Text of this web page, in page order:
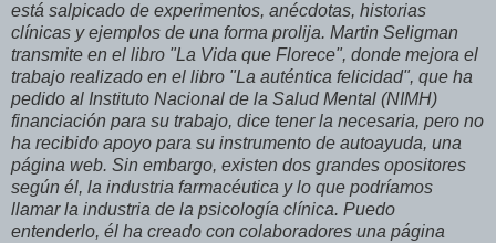
está salpicado de experimentos, anécdotas, historias
clínicas y ejemplos de una forma prolija. Martin Seligman
transmite en el libro "La Vida que Florece", donde mejora el
trabajo realizado en el libro "La auténtica felicidad", que ha
pedido al Instituto Nacional de la Salud Mental (NIMH)
financiación para su trabajo, dice tener la necesaria, pero no
ha recibido apoyo para su instrumento de autoayuda, una
página web. Sin embargo, existen dos grandes opositores
según él, la industria farmacéutica y lo que podríamos
llamar la industria de la psicología clínica. Puedo
entenderlo, él ha creado con colaboradores una página